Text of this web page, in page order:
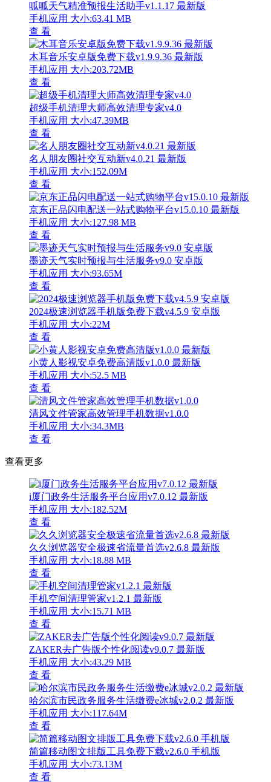
呱呱天气精准预报生活助手v1.1.17 最新版
手机应用 大小:63.41 MB
查 看
木耳音乐安卓版免费下载v1.9.9.36 最新版
手机应用 大小:203.72MB
查 看
超级手机清理大师高效清理专家v4.0
手机应用 大小:47.39MB
查 看
名人朋友圈社交互动新v4.0.21 最新版
手机应用 大小:152.09M
查 看
京东正品闪电配送一站式购物平台v15.0.10 最新版
手机应用 大小:127.98 MB
查 看
墨迹天气实时预报与生活服务v9.0 安卓版
手机应用 大小:93.65M
查 看
2024极速浏览器手机版免费下载v4.5.9 安卓版
手机应用 大小:22M
查 看
小黄人影视安卓免费高清版v1.0.0 最新版
手机应用 大小:52.5 MB
查 看
清风文件管家高效管理手机数据v1.0.0
手机应用 大小:34.3MB
查 看
查看更多
i厦门政务生活服务平台应用v7.0.12 最新版
手机应用 大小:182.52M
查 看
久久浏览器安全极速省流量首选v2.6.8 最新版
手机应用 大小:18.88 MB
查 看
手机空间清理管家v1.2.1 最新版
手机应用 大小:15.71 MB
查 看
ZAKER去广告版个性化阅读v9.0.7 最新版
手机应用 大小:43.29 MB
查 看
哈尔滨市民政务服务生活缴费e冰城v2.0.2 最新版
手机应用 大小:117.64M
查 看
简篇移动图文排版工具免费下载v2.6.0 手机版
手机应用 大小:73.13M
查 看